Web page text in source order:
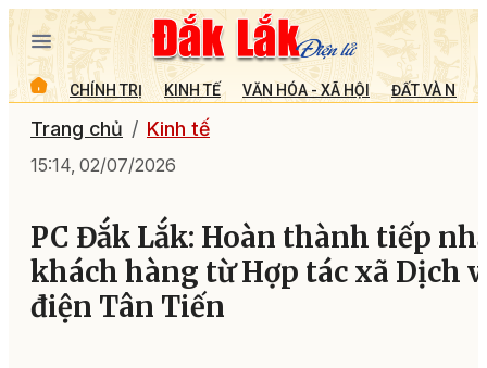
CHÍNH TRỊ KINH TẾ VĂN HÓA - XÃ HỘI ĐẤT VÀ
Trang chủ Kinh tế
15:14, 02/07/2026
PC Đắk Lắk: Hoàn thành tiếp
khách hàng từ Hợp tác xã Dịch
điện Tân Tiến